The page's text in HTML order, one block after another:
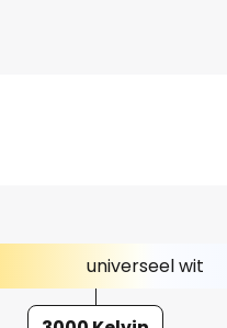
universeel wit